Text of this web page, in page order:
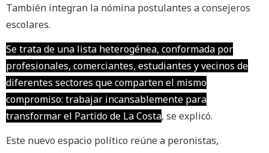
También integran la nómina postulantes a consejeros
escolares.
Se trata de una lista heterogénea, conformada por
profesionales, comerciantes, estudiantes y vecinos de
diferentes sectores que comparten el mismo
compromiso: trabajar incansablemente para
transformar el Partido de La Costa, se explicó.
Este nuevo espacio político reúne a peronistas,